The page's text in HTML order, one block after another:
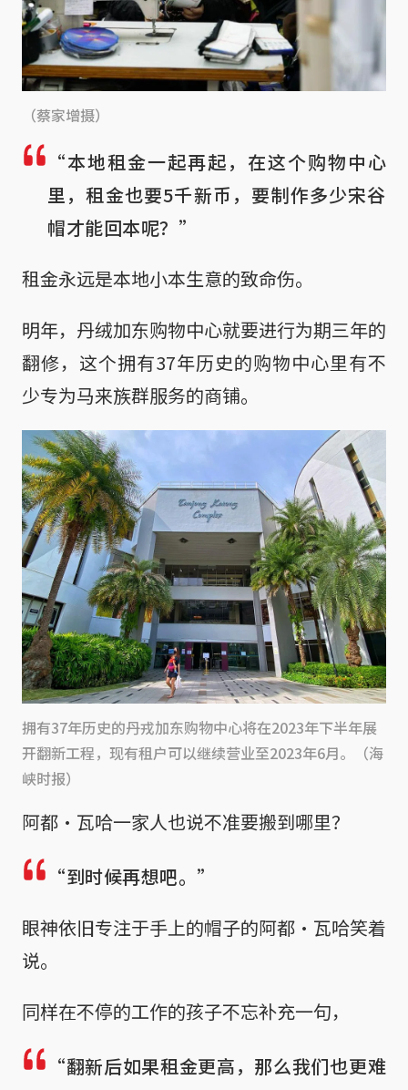
（蔡家增摄）
“本地租金一起再起，在这个购物中心
里，租金也要5千新币，要制作多少宋谷
帽才能回本呢？”
租金永远是本地小本生意的致命伤。
明年，丹绒加东购物中心就要进行为期三年的
翻修，这个拥有37年历史的购物中心里有不
少专为马来族群服务的商铺。
拥有37年历史的丹戎加东购物中心将在2023年下半年展
开翻新工程，现有租户可以继续营业至2023年6月。（海
峡时报）
阿都·瓦哈一家人也说不准要搬到哪里？
“到时候再想吧。”
眼神依旧专注于手上的帽子的阿都·瓦哈笑着
说。
同样在不停的工作的孩子不忘补充一句，
“翻新后如果租金更高，那么我们也更难